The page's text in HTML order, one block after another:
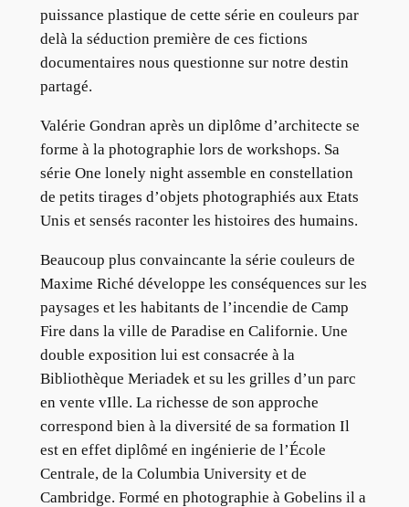
puissance plastique de cette série en couleurs par
delà la séduction première de ces fictions
documentaires nous questionne sur notre destin
partagé.
Valérie Gondran après un diplôme d’architecte se
forme à la photographie lors de workshops. Sa
série One lonely night assemble en constellation
de petits tirages d’objets photographiés aux Etats
Unis et sensés raconter les histoires des humains.
Beaucoup plus convaincante la série couleurs de
Maxime Riché développe les conséquences sur les
paysages et les habitants de l’incendie de Camp
Fire dans la ville de Paradise en Californie. Une
double exposition lui est consacrée à la
Bibliothèque Meriadek et su les grilles d’un parc
en vente vIlle. La richesse de son approche
correspond bien à la diversité de sa formation Il
est en effet diplômé en ingénierie de l’École
Centrale, de la Columbia University et de
Cambridge. Formé en photographie à Gobelins il a